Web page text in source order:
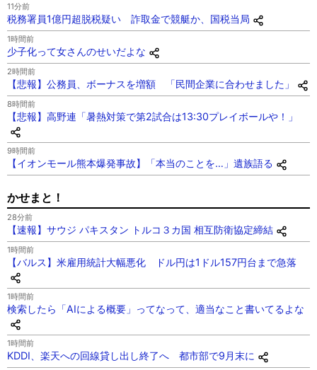
11分前
税務署員1億円超脱税疑い 詐取金で競艇か、国税当局
1時間前
少子化って女さんのせいだよな
2時間前
【悲報】公務員、ボーナスを増額 「民間企業に合わせました」
8時間前
【悲報】高野連「暑熱対策で第2試合は13:30プレイボールや！」
9時間前
【イオンモール熊本爆発事故】「本当のことを…」遺族語る
かせまと！
28分前
【速報】サウジ パキスタン トルコ３カ国 相互防衛協定締結
1時間前
【バルス】米雇用統計大幅悪化 ドル円は1ドル157円台まで急落
1時間前
検索したら「AIによる概要」ってなって、適当なこと書いてるよな
1時間前
KDDI、楽天への回線貸し出し終了へ 都市部で9月末に